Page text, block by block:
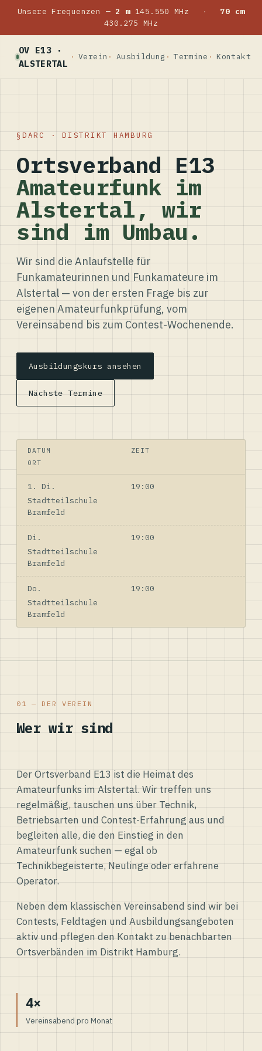
Unsere Frequenzen — 2 m145.550 MHz ·
70 cm
430.275 MHz
OV E13 ·
ALSTERTAL
Verein Ausbildung Termine Kontakt
DARC · DISTRIKT HAMBURG
Ortsverband E13
Amateurfunk im
Alstertal, wir
sind im Umbau.
Wir sind die Anlaufstelle für
Funkamateurinnen und Funkamateure im
Alstertal — von der ersten Frage bis zur
eigenen Amateurfunkprüfung, vom
Vereinsabend bis zum Contest-Wochenende.
Ausbildungskurs ansehen
Nächste Termine
DATUM
ZEIT
ORT
1. Di.
19:00
Stadtteilschule
Bramfeld
Di.
19:00
Stadtteilschule
Bramfeld
Do.
19:00
Stadtteilschule
Bramfeld
01 — DER VEREIN
Wer wir sind
Der Ortsverband E13 ist die Heimat des
Amateurfunks im Alstertal. Wir treffen uns
regelmäßig, tauschen uns über Technik,
Betriebsarten und Contest-Erfahrung aus und
begleiten alle, die den Einstieg in den
Amateurfunk suchen — egal ob
Technikbegeisterte, Neulinge oder erfahrene
Operator.
Neben dem klassischen Vereinsabend sind wir bei
Contests, Feldtagen und Ausbildungsangeboten
aktiv und pflegen den Kontakt zu benachbarten
Ortsverbänden im Distrikt Hamburg.
4×
Vereinsabend pro Monat